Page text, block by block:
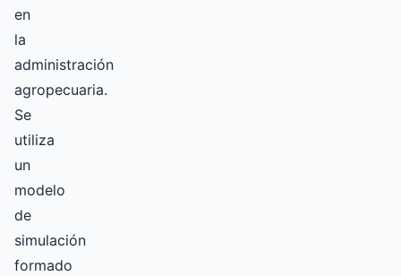
en
la
administración
agropecuaria.
Se
utiliza
un
modelo
de
simulación
formado